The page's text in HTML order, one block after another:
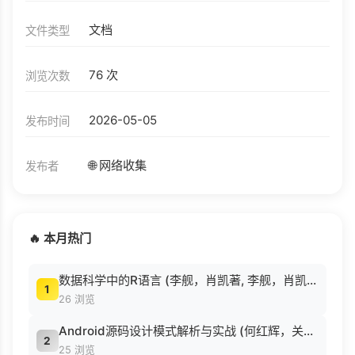
文件类型 文档
浏览次数 76 次
发布时间 2026-05-05
发布者 🌐 网络收集
🔥 本月热门
1
数据科学中的R语言 (李舰，肖凯著, 李舰，肖凯著；吴喜之审校, Pdg2Pic).pdf
26 浏览
2
Android源码设计模式解析与实战 (何红辉，关爱民著, 何红辉, 关爱民著, 何红辉, 关爱民).pdf
25 浏览